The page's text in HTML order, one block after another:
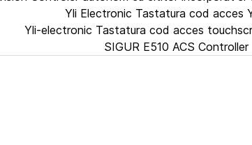
Yli Electronic Tastatura cod acces
Yli-electronic Tastatura cod acces
SIGUR E510 ACS Controller